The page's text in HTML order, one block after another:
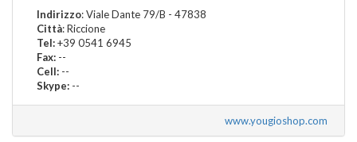
Indirizzo: Viale Dante 79/B - 47838
Città: Riccione
Tel:+39 0541 6945
Fax: --
Cell: --
Skype: --
www.yougioshop.com